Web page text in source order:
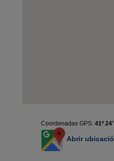
Coordenadas GPS: 41º
Abrir